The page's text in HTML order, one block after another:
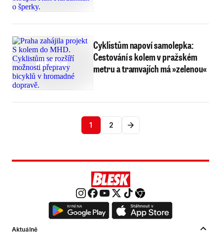
Cyklistům napoví samolepka:
Cestování s kolem v pražském
metru a tramvajích má »zelenou«
1 2
Aktuálně